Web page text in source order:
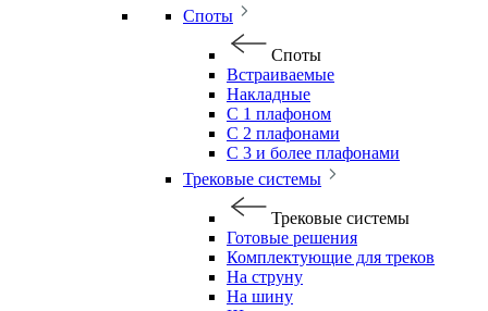
Споты
Споты
Встраиваемые
Накладные
С 1 плафоном
С 2 плафонами
С 3 и более плафонами
Трековые системы
Трековые системы
Готовые решения
Комплектующие для треков
На струну
На шину